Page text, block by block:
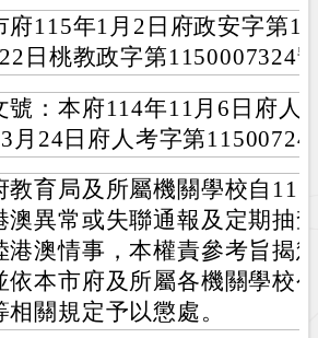
府115年1月2日府政安字第
日桃教政字第1150007324
號：本府114年11月6日府人
月24日府人考字第
教育局及所屬機關學校自
澳異常或失聯通報及定期抽
港澳情事，本權責參考旨揭
依本市府及所屬各機關學校
相關規定予以懲處。